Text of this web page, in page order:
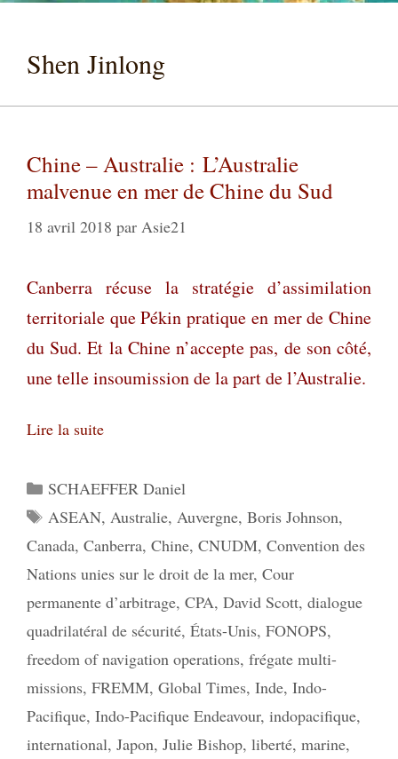
Shen Jinlong
Chine – Australie : L’Australie
malvenue en mer de Chine du Sud
18 avril 2018 par Asie21
Canberra récuse la stratégie d’assimilation
territoriale que Pékin pratique en mer de Chine
du Sud. Et la Chine n’accepte pas, de son côté,
une telle insoumission de la part de l’Australie.
Lire la suite
Catégories
SCHAEFFER Daniel
Étiquettes
ASEAN, Australie, Auvergne, Boris Johnson,
Canada, Canberra, Chine, CNUDM, Convention des
Nations unies sur le droit de la mer, Cour
permanente d’arbitrage, CPA, David Scott, dialogue
quadrilatéral de sécurité, États-Unis, FONOPS,
freedom of navigation operations, frégate multi-
missions, FREMM, Global Times, Inde, Indo-
Pacifique, Indo-Pacifique Endeavour, indopacifique,
international, Japon, Julie Bishop, liberté, marine,